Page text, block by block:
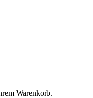
Warenkorb.